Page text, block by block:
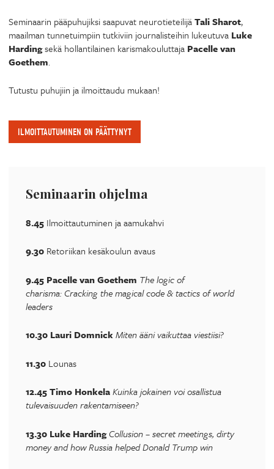
Seminaarin pääpuhujiksi saapuvat neurotieteilijäTali Sharot,
maailman tunnetuimpiin tutkiviin journalisteihin lukeutuva Luke
Hardingsekä hollantilainen karismakouluttaja Pacelle van
Goethem.
Tutustu puhujiin ja ilmoittaudu mukaan!
ILMOITTAUTUMINEN ON PÄÄTTYNYT
Seminaarin ohjelma
8.45 Ilmoittautuminen ja aamukahvi
9.30 Retoriikan kesäkoulun avaus
9.45 Pacelle van Goethem The logic of
charisma:Cracking the magical code & tactics of world
leaders
10.30 Lauri DomnickMiten ääni vaikuttaa viestiisi?
11.30 Lounas
12.45 Timo HonkelaKuinka jokainen voi osallistua
tulevaisuuden rakentamiseen?
13.30 Luke HardingCollusion – secret meetings, dirty
money and how Russia helped Donald Trump win